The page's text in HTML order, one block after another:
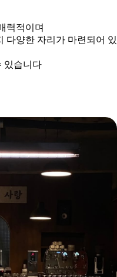
력적이며
다양한 자리가 마련되어 있
있습니다